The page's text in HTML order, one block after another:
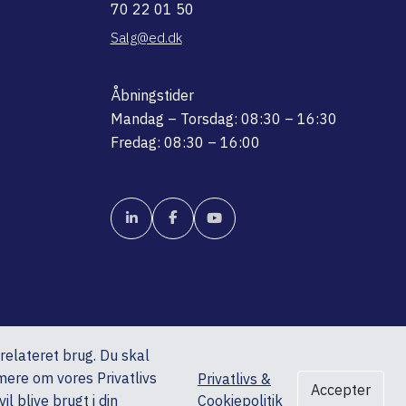
brug. Du skal
om vores Privatlivs
blive brugt i din
Privatlivs &
Cookiepolitik
Accepter
70 22 01 50
Salg@ed.dk
Åbningstider
Mandag – Torsdag: 08:30 – 16:30
Fredag: 08:30 – 16:00